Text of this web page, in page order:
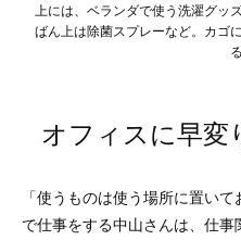
上には、ベランダで使う洗濯グッ
ばん上は除菌スプレーなど。カゴ
オフィスに早
「使うものは使う場所に置い
で仕事をする中山さんは、仕